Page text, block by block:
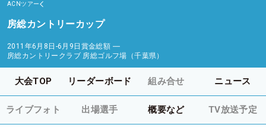
ACNツアー
房総カントリーカップ
2011年6月8日-6月9日 賞金総額 ―
房総カントリークラブ 房総ゴルフ場（千葉県）
大会TOP リーダーボード 組み合せ ニュース
ライブフォト 出場選手 概要など TV放送予定